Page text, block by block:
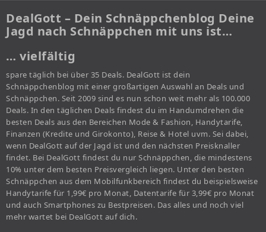
DealGott – Dein Schnäppchenblog Deine
Jagd nach Schnäppchen mit uns ist…
… vielfältig
spare täglich bei über 35 Deals. DealGott ist dein
Schnäppchenblog mit einer großartigen Auswahl an Deals und
Schnäppchen. Seit 2009 sind es nun schon weit mehr als 100.000
Deals. In den täglichen Deals findest du im Handumdrehen die
besten Deals aus den Bereichen Mode & Fashion, Handytarife,
Finanzen (Kredite und Girokonto), Reise & Hotel uvm. Sei dabei,
wenn DealGott auf der Jagd ist und den nächsten Preisknaller
findet. Bei DealGott findest du nur Schnäppchen, die mindestens
10% unter dem besten Preisvergleich liegen. Unter den besten
Schnäppchen aus dem Mobilfunkbereich findest du beispielsweise
Handytarife für 1,99€ pro Monat, Datentarife für 3,99€ pro Monat
und auch Smartphones zu Bestpreisen. Das alles und noch viel
mehr wartet bei DealGott auf dich.